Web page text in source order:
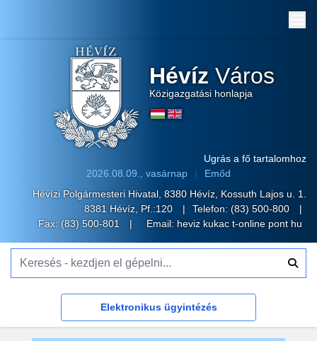
Hévíz Város
Közigazgatási honlapja
Ugrás a fő tartalomhoz
2026.08.09., vasárnap
Emőd
Hévízi Polgármesteri Hivatal, 8380 Hévíz, Kossuth Lajos u. 1.
8381 Hévíz, Pf.:120
Telefon: (83) 500-800
Fax: (83) 500-801
Email: heviz kukac t-online pont hu
Elektronikus ügyintézés